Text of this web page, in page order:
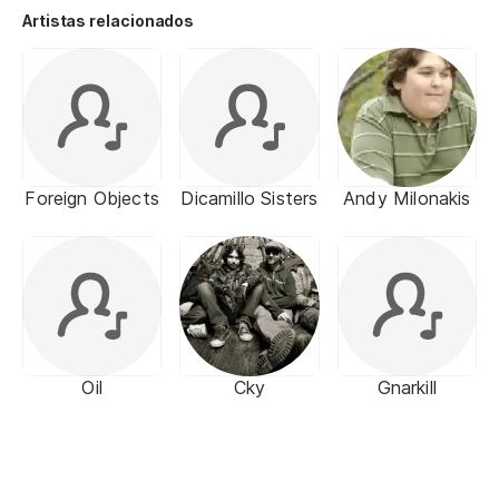
Artistas relacionados
Foreign Objects Dicamillo Sisters Andy Milonakis
Oil Cky Gnarkill